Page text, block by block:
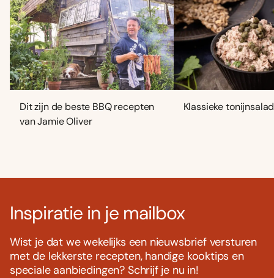
Dit zijn de beste BBQ recepten
van Jamie Oliver
Klassieke
Inspiratie in je mailbox
Wist je dat we wekelijks een nieuwsbrief versturen
met de lekkerste recepten, handige kooktips en
speciale aanbiedingen? Schrijf je nu in!